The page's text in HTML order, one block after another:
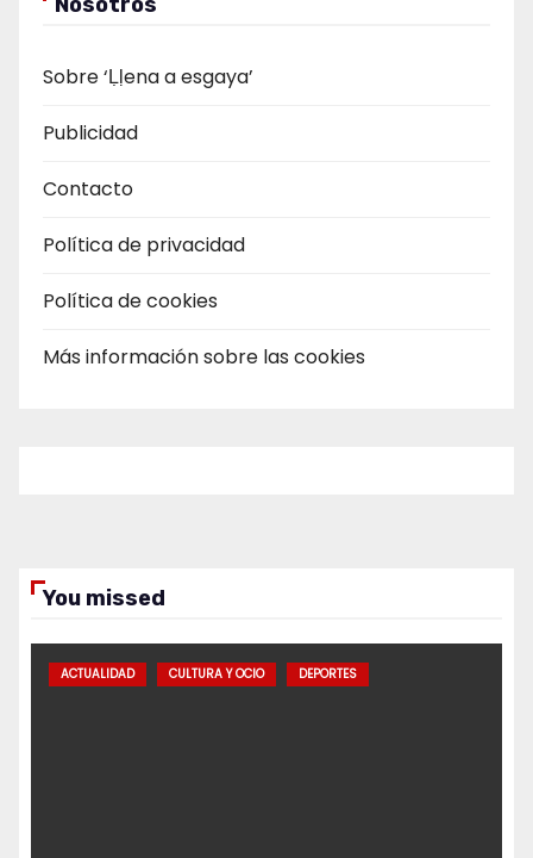
Sobre ‘Ḷḷena a esgaya’
Publicidad
Contacto
Política de privacidad
Política de cookies
Más información sobre las cookies
You missed
ACTUALIDAD CULTURA Y OCIO DEPORTES